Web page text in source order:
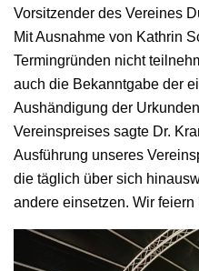
Vorsitzender des Vereines
Mit Ausnahme von Kathrin
Termingründen nicht
auch die Bekanntgabe der
Aushändigung der
Vereinspreises sagte Dr.
Ausführung unseres
die täglich über sich
andere einsetzen. Wir feiern